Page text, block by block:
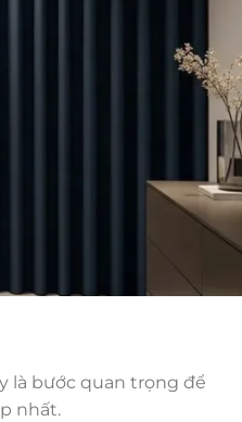
là bước quan trọng để
nhất.